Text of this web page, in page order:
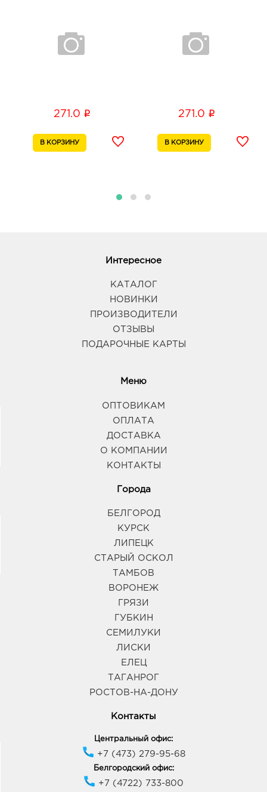
271.0 i 271.0 i
Интересное
КАТАЛОГ
НОВИНКИ
ПРОИЗВОДИТЕЛИ
ОТЗЫВЫ
ПОДАРОЧНЫЕ КАРТЫ
Меню
ОПТОВИКАМ
ОПЛАТА
ДОСТАВКА
О КОМПАНИИ
КОНТАКТЫ
Города
БЕЛГОРОД
КУРСК
ЛИПЕЦК
СТАРЫЙ ОСКОЛ
ТАМБОВ
ВОРОНЕЖ
ГРЯЗИ
ГУБКИН
СЕМИЛУКИ
ЛИСКИ
ЕЛЕЦ
ТАГАНРОГ
РОСТОВ-НА-ДОНУ
Контакты
Центральный офис:
+7 (473) 279-95-68
Белгородский офис:
+7 (4722) 733-800